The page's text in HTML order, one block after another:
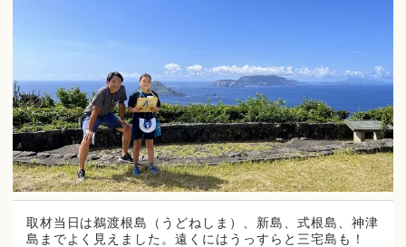
取材当日は鵜渡根島（うどねしま）、新島、式根島、神津
島までよく見えました。遠くにはうっすらと三宅島も！